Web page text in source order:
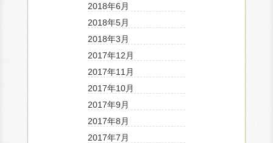
2018年6月
2018年5月
2018年3月
2017年12月
2017年11月
2017年10月
2017年9月
2017年8月
2017年7月